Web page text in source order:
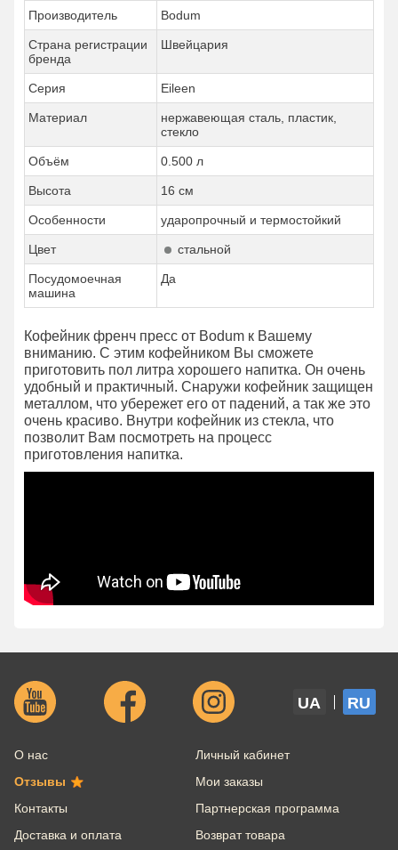
Производитель Bodum
Страна регистрации
бренда
Швейцария
Серия Eileen
Материал
нержавеющая сталь, пластик,
стекло
Объём 0.500 л
Высота 16 см
Особенности ударопрочный и термостойкий
Цвет стальной
Посудомоечная
машина
Да
Кофейник френч пресс от Bodum к Вашему
вниманию. С этим кофейником Вы сможете
приготовить пол литра хорошего напитка. Он очень
удобный и практичный. Снаружи кофейник защищен
металлом, что убережет его от падений, а так же это
очень красиво. Внутри кофейник из стекла, что
позволит Вам посмотреть на процесс
приготовления напитка.
UA RU
О нас
Отзывы
Контакты
Доставка и оплата
Личный кабинет
Мои заказы
Партнерская программа
Возврат товара